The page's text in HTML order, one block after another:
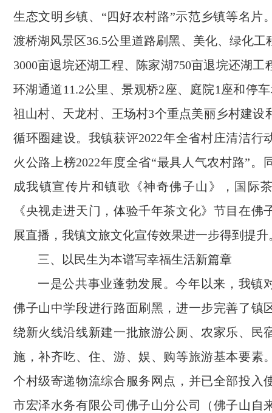
生态文明乡镇、“四好农村路”示范乡镇等名片
渡桥湖风景区36.5公里道路刷黑、美化、绿化工
3000亩退垸还湖工程、陈家湖750亩退垸还湖工
环湖通道11.2公里、景观桥2座、庭院1座和停
祖山村、天龙村、王场村3个重点美丽乡村建设
循环圈建设。我镇获评2022年全省村庄清洁行
火公路上榜2022年度全省“最具人气农村路”。
成我镇宣传片和镇歌《神奇佛子山》，国际
《央视走进天门，体验千年茶文化》节目在佛
展直播，我镇文旅文化宣传效果进一步得到提升
三、以民生为本谱写幸福生活新篇章
一是公共事业蓬勃发展。今年以来，我镇
佛子山中学段进行路面刷黑，进一步完善了镇
绕新火线沿线新建一批旅游公厕、农家乐、民
施，补齐吃、住、游、娱、购等旅游基本要素
个村级寄递物流综合服务网点，并已全部投入
市宏泽水务有限公司佛子山分公司（佛子山自